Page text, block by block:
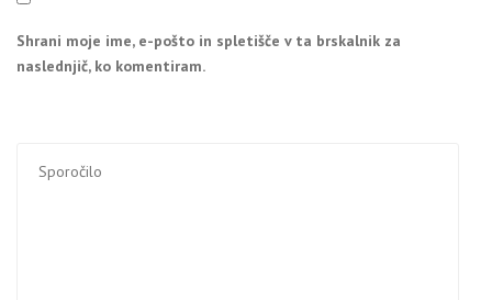
Shrani moje ime, e-pošto in spletišče v ta brskalnik za
naslednjič, ko komentiram.